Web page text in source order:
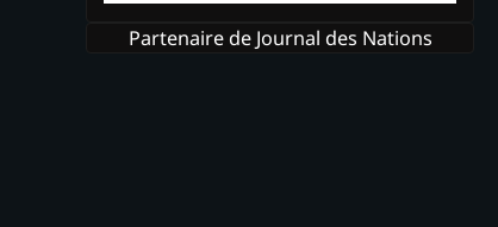
Partenaire de Journal des Nations